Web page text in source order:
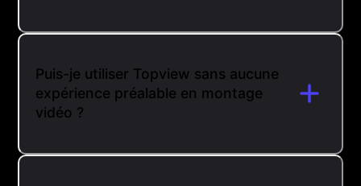
Puis-je utiliser Topview sans aucune
expérience préalable en montage
vidéo ?